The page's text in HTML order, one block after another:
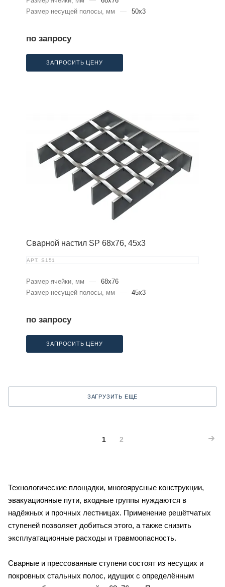
Размер несущей полосы, мм
— 50x3
по запросу
ЗАПРОСИТЬ ЦЕНУ
Сварной настил SP 68х76, 45х3
АРТ. S151
Размер ячейки, мм —
68x76
Размер несущей полосы, мм
— 45x3
по запросу
ЗАПРОСИТЬ ЦЕНУ
ЗАГРУЗИТЬ ЕЩЕ
1 2
Технологические площадки, многоярусные конструкции,
эвакуационные пути, входные группы нуждаются в
надёжных и прочных лестницах. Применение решётчатых
ступеней позволяет добиться этого, а также снизить
эксплуатационные расходы и травмоопасность.
Сварные и прессованные ступени состоят из несущих и
покровных стальных полос, идущих с определённым